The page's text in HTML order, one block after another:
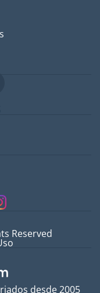
desde 2005
Reserved